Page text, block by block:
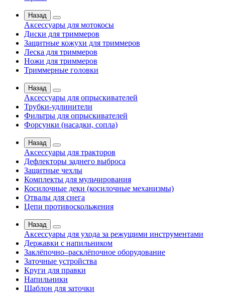
Назад
Аксессуары для мотокосы
Диски для триммеров
Защитные кожухи для триммеров
Леска для триммеров
Ножи для триммеров
Триммерные головки
Назад
Аксессуары для опрыскивателей
Трубки-удлинители
Фильтры для опрыскивателей
Форсунки (насадки, сопла)
Назад
Аксессуары для тракторов
Дефлекторы заднего выброса
Защитные чехлы
Комплекты для мульчирования
Косилочные деки (косилочные механизмы)
Отвалы для снега
Цепи противоскольжения
Назад
Аксессуары для ухода за режущими инструментами
Державки с напильником
Заклёпочно–расклёпочное оборудование
Заточные устройства
Круги для правки
Напильники
Шаблон для заточки